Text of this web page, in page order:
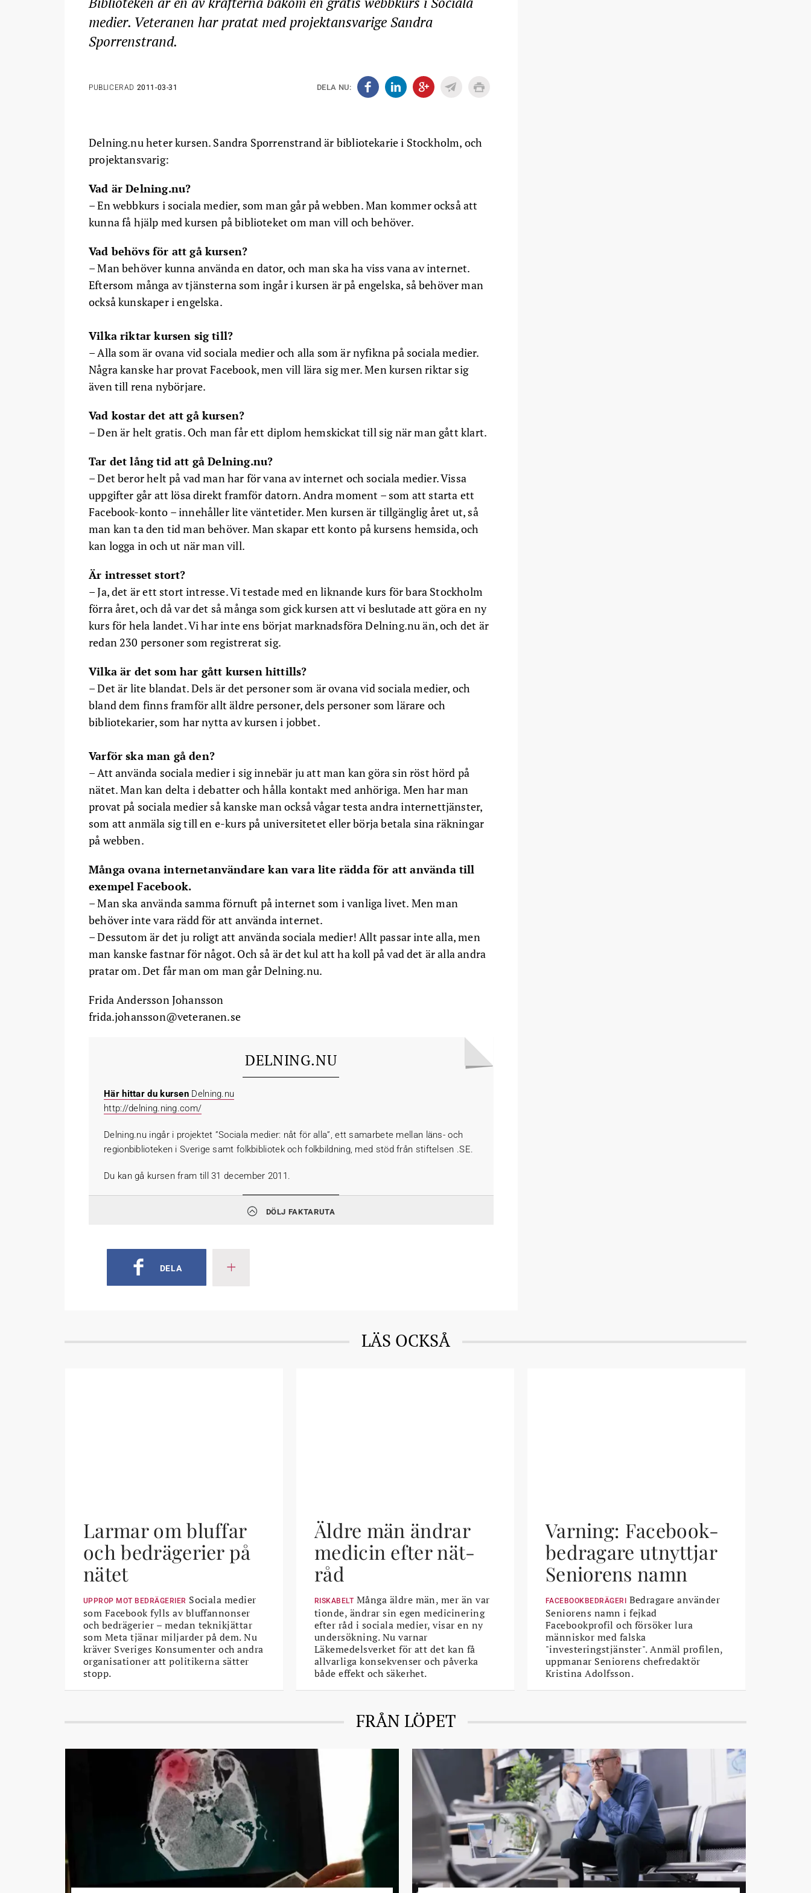
medier. Veteranen har pratat med projektansvarige Sandra
Sporrenstrand.
PUBLICERAD 2011-03-31 DELA NU:
Delning.nu heter kursen. Sandra Sporrenstrand är bibliotekarie i Stockholm, och
projektansvarig:
Vad är Delning.nu?
– En webbkurs i sociala medier, som man går på webben. Man kommer också att
kunna få hjälp med kursen på biblioteket om man vill och behöver.
Vad behövs för att gå kursen?
– Man behöver kunna använda en dator, och man ska ha viss vana av internet.
Eftersom många av tjänsterna som ingår i kursen är på engelska, så behöver man
också kunskaper i engelska.
Vilka riktar kursen sig till?
– Alla som är ovana vid sociala medier och alla som är nyfikna på sociala medier.
Några kanske har provat Facebook, men vill lära sig mer. Men kursen riktar sig
även till rena nybörjare.
Vad kostar det att gå kursen?
– Den är helt gratis. Och man får ett diplom hemskickat till sig när man gått klart.
Tar det lång tid att gå Delning.nu?
– Det beror helt på vad man har för vana av internet och sociala medier. Vissa
uppgifter går att lösa direkt framför datorn. Andra moment – som att starta ett
Facebook-konto – innehåller lite väntetider. Men kursen är tillgänglig året ut, så
man kan ta den tid man behöver. Man skapar ett konto på kursens hemsida, och
kan logga in och ut när man vill.
Är intresset stort?
– Ja, det är ett stort intresse. Vi testade med en liknande kurs för bara Stockholm
förra året, och då var det så många som gick kursen att vi beslutade att göra en ny
kurs för hela landet. Vi har inte ens börjat marknadsföra Delning.nu än, och det är
redan 230 personer som registrerat sig.
Vilka är det som har gått kursen hittills?
– Det är lite blandat. Dels är det personer som är ovana vid sociala medier, och
bland dem finns framför allt äldre personer, dels personer som lärare och
bibliotekarier, som har nytta av kursen i jobbet.
Varför ska man gå den?
– Att använda sociala medier i sig innebär ju att man kan göra sin röst hörd på
nätet. Man kan delta i debatter och hålla kontakt med anhöriga. Men har man
provat på sociala medier så kanske man också vågar testa andra internettjänster,
som att anmäla sig till en e-kurs på universitetet eller börja betala sina räkningar
på webben.
Många ovana internetanvändare kan vara lite rädda för att använda till
exempel Facebook.
– Man ska använda samma förnuft på internet som i vanliga livet. Men man
behöver inte vara rädd för att använda internet.
– Dessutom är det ju roligt att använda sociala medier! Allt passar inte alla, men
man kanske fastnar för något. Och så är det kul att ha koll på vad det är alla andra
pratar om. Det får man om man går Delning.nu.
Frida Andersson Johansson
frida.johansson@veteranen.se
DELNING.NU
Här hittar du kursen Delning.nu
http://delning.ning.com/
Delning.nu ingår i projektet ”Sociala medier: nåt för alla”, ett samarbete mellan läns- och
regionbiblioteken i Sverige samt folkbibliotek och folkbildning, med stöd från stiftelsen .SE.
Du kan gå kursen fram till 31 december 2011.
DÖLJ FAKTARUTA
DELA
LÄS OCKSÅ
Larmar om bluffar
och bedrägerier på
nätet
UPPROP MOT BEDRÄGERIER Sociala medier
som Facebook fylls av bluffannonser
och bedrägerier – medan teknikjättar
som Meta tjänar miljarder på dem. Nu
kräver Sveriges Konsumenter och andra
organisationer att politikerna sätter
stopp.
Äldre män ändrar
medicin efter nät-
råd
RISKABELT Många äldre män, mer än var
tionde, ändrar sin egen medicinering
efter råd i sociala medier, visar en ny
undersökning. Nu varnar
Läkemedelsverket för att det kan få
allvarliga konsekvenser och påverka
både effekt och säkerhet.
Varning: Facebook-
bedragare utnyttjar
Seniorens namn
FACEBOOKBEDRÄGERI Bedragare använder
Seniorens namn i fejkad
Facebookprofil och försöker lura
människor med falska
"investeringstjänster". Anmäl profilen,
uppmanar Seniorens chefredaktör
Kristina Adolfsson.
FRÅN LÖPET